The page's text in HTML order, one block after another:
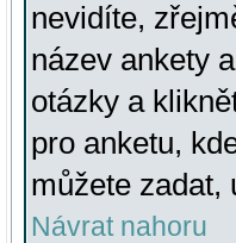
nevidíte,
název ankety
otázky a
pro anketu,
můžete zadat,
Návrat nahoru